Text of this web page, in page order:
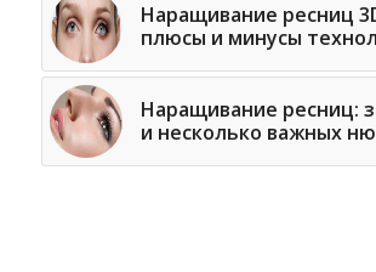
Наращивание ресниц
плюсы и минусы
Наращивание ресниц:
и несколько важных